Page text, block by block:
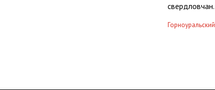
свердловчан.
Горноуральский